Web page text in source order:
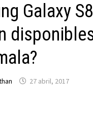
Galaxy
27 abril, 2017